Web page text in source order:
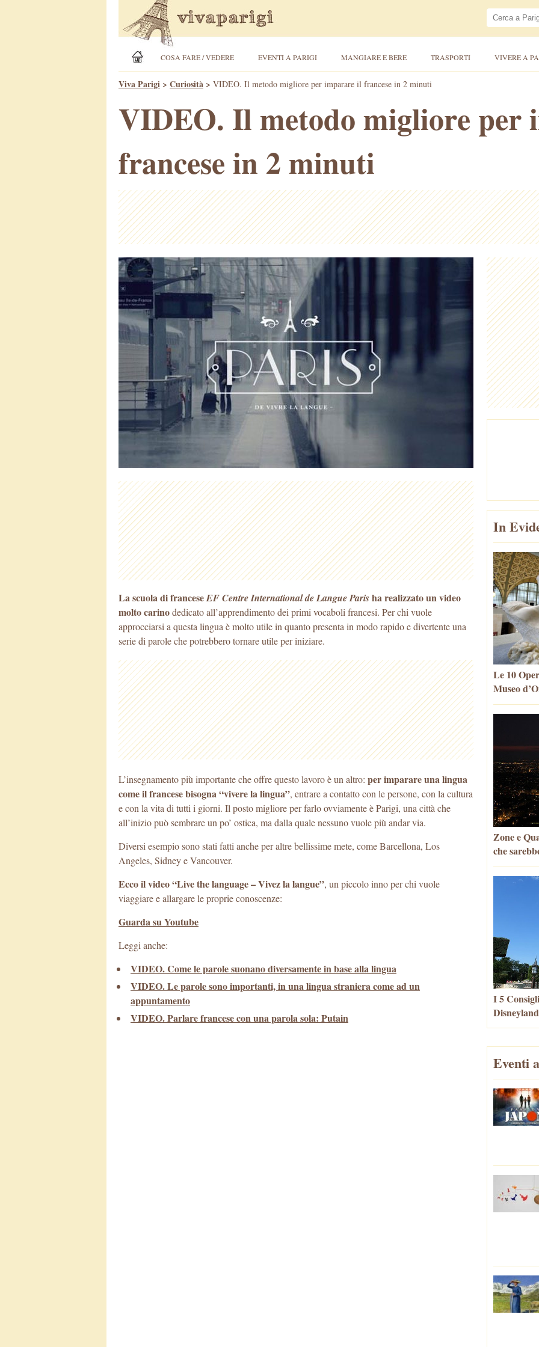
COSA FARE / VEDERE EVENTI A PARIGI MANGIARE E BERE TRASPORTI VIVERE A
Viva Parigi > Curiosità > VIDEO. Il metodo migliore per imparare il francese in 2 minuti
VIDEO. Il metodo migliore per
francese in 2 minuti
La scuola di franceseEF Centre International de Langue Parisha realizzato un video
molto carinodedicato all’apprendimento dei primi vocaboli francesi. Per chi vuole
approcciarsi a questa lingua è molto utile in quanto presenta in modo rapido e divertente una
serie di parole che potrebbero tornare utile per iniziare.
L’insegnamento più importante che offre questo lavoro è un altro: per imparare una lingua
come il francese bisogna “vivere la lingua”, entrare a contatto con le persone, con la cultura
e con la vita di tutti i giorni. Il posto migliore per farlo ovviamente è Parigi, una città che
all’inizio può sembrare un po’ ostica, ma dalla quale nessuno vuole più andar via.
Diversi esempio sono stati fatti anche per altre bellissime mete, come Barcellona, Los
Angeles, Sidney e Vancouver.
Ecco il video “Live the language – Vivez la langue”, un piccolo inno per chi vuole
viaggiare e allargare le proprie conoscenze:
Guarda su Youtube
Leggi anche:
VIDEO. Come le parole suonano diversamente in base alla lingua
VIDEO. Le parole sono importanti, in una lingua straniera come ad un
appuntamento
VIDEO. Parlare francese con una parola sola: Putain
In
Le 10
Museo
Zone e
che
I 5
Eventi